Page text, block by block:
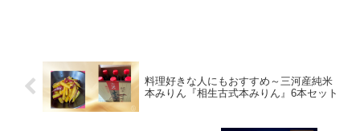
料理好きな人にもおすすめ～三河産純米
本みりん『相生古式本みりん』6本セット